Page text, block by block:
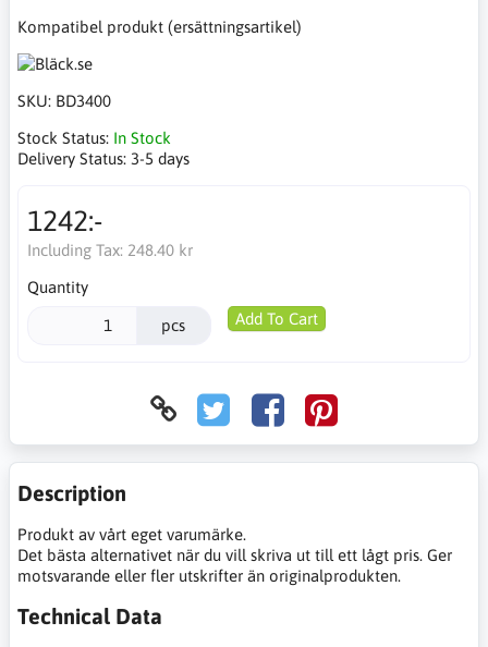
Kompatibel produkt (ersättningsartikel)
SKU: BD3400
Stock Status: In Stock
Delivery Status: 3-5 days
1242:-
Including Tax: 248.40 kr
Quantity
pcs Add To Cart
Description
Produkt av vårt eget varumärke.
Det bästa alternativet när du vill skriva ut till ett lågt pris. Ger
motsvarande eller fler utskrifter än originalprodukten.
Technical Data